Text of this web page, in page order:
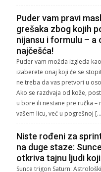
Puder vam pravi
grešaka zbog kojih
nijansu i formulu – a
najčešća!
Puder vam možda izgleda
izaberete onaj koji će se
ne treba da vas pretvori u
Ako se razdvaja od kože,
u bore ili nestane pre ručka
vašem licu, već u pogrešnoj
Niste rođeni za
na duge staze:
otkriva tajnu ljudi
Sunce trigon Saturn: